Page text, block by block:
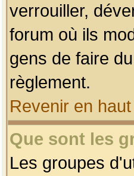
verrouiller,
forum où ils
gens de faire du
règlement.
Revenir en
Que sont les
Les groupes